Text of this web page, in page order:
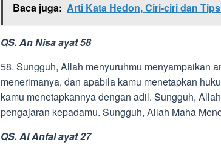
Baca juga: Arti Kata Hedon, Ciri-ciri dan
QS. An Nisa ayat 58
58. Sungguh, Allah menyuruhmu menyampaikan
menerimanya, dan apabila kamu menetapkan
kamu menetapkannya dengan adil. Sungguh,
pengajaran kepadamu. Sungguh, Allah Maha
QS. Al Anfal ayat 27